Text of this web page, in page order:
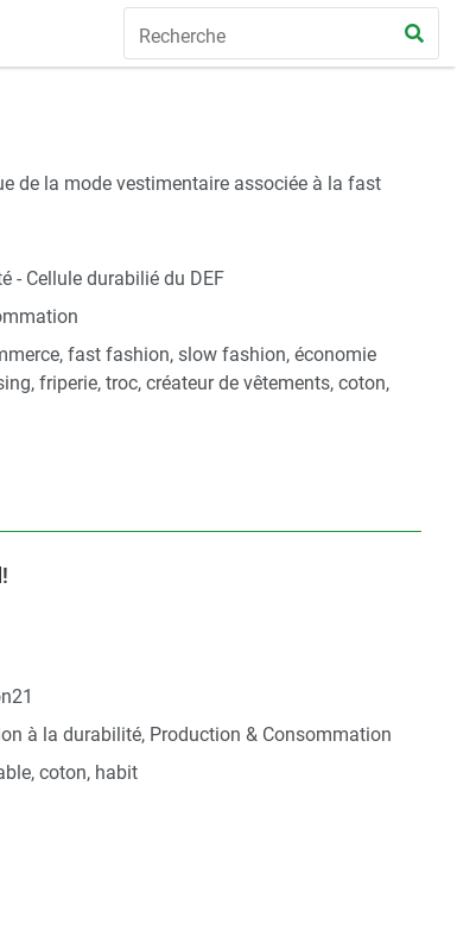
de la mode vestimentaire associée à la fast
- Cellule durabilié du DEF
fast fashion, slow fashion, économie
friperie, troc, créateur de vêtements, coton,
à la durabilité, Production & Consommation
coton, habit